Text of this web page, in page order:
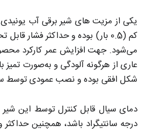
یکی از مزیت های شیر برقی آب یونیدی
می‌شود. جهت افزایش عمر کارکرد
عاری از هرگونه آلودگی و به‌صورت
شکل افقی بوده و نصب عمودی توسط
درجه سانتیگراد باشد، همچنین